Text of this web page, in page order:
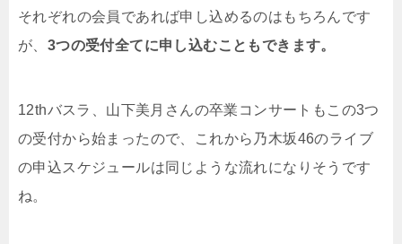
それぞれの会員であれば申し込めるのはもちろんです
が、 3つの受付全てに申し込むこともできます。
12thバスラ、山下美月さんの卒業コンサートもこの3つ
の受付から始まったので、これから乃木坂46のライブ
の申込スケジュールは同じような流れになりそうです
ね。